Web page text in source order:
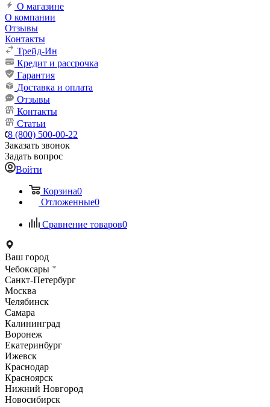
О магазине
О компании
Отзывы
Контакты
Трейд-Ин
Кредит и рассрочка
Гарантия
Доставка и оплата
Отзывы
Контакты
Статьи
8 (800) 500-00-22
Заказать звонок
Задать вопрос
Войти
Корзина0
Отложенные0
Сравнение товаров0
Ваш город
Чебоксары
Санкт-Петербург
Москва
Челябинск
Самара
Калининград
Воронеж
Екатеринбург
Ижевск
Краснодар
Красноярск
Нижний Новгород
Новосибирск